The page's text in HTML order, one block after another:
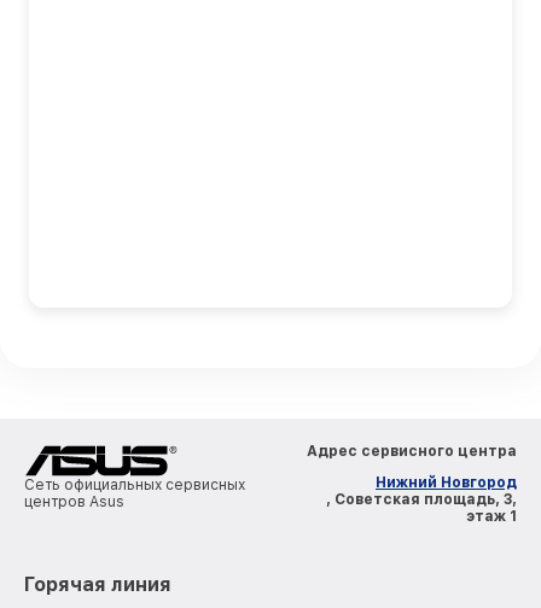
Сеть официальных сервисных
центров Asus
Адрес сервисного центра
Нижний Новгород
, Советская площадь, 3,
этаж 1
Горячая линия